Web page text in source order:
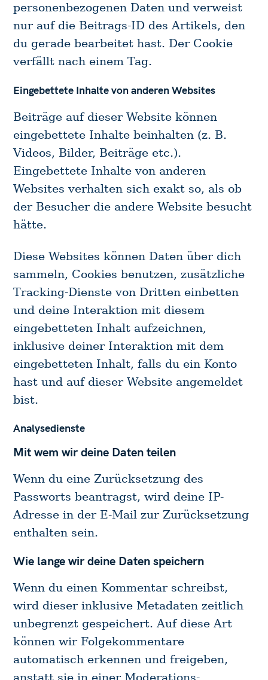
personenbezogenen Daten und verweist
nur auf die Beitrags-ID des Artikels, den
du gerade bearbeitet hast. Der Cookie
verfällt nach einem Tag.
Eingebettete Inhalte von anderen Websites
Beiträge auf dieser Website können
eingebettete Inhalte beinhalten (z. B.
Videos, Bilder, Beiträge etc.).
Eingebettete Inhalte von anderen
Websites verhalten sich exakt so, als ob
der Besucher die andere Website besucht
hätte.
Diese Websites können Daten über dich
sammeln, Cookies benutzen, zusätzliche
Tracking-Dienste von Dritten einbetten
und deine Interaktion mit diesem
eingebetteten Inhalt aufzeichnen,
inklusive deiner Interaktion mit dem
eingebetteten Inhalt, falls du ein Konto
hast und auf dieser Website angemeldet
bist.
Analysedienste
Mit wem wir deine Daten teilen
Wenn du eine Zurücksetzung des
Passworts beantragst, wird deine IP-
Adresse in der E-Mail zur Zurücksetzung
enthalten sein.
Wie lange wir deine Daten speichern
Wenn du einen Kommentar schreibst,
wird dieser inklusive Metadaten zeitlich
unbegrenzt gespeichert. Auf diese Art
können wir Folgekommentare
automatisch erkennen und freigeben,
anstatt sie in einer Moderations-